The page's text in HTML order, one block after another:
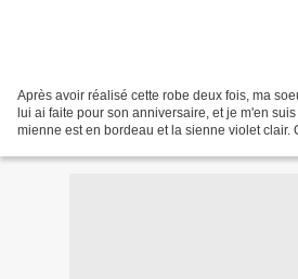
Après avoir réalisé cette robe deux fois, ma
lui ai faite pour son anniversaire, et je m'en
mienne est en bordeau et la sienne violet clair.